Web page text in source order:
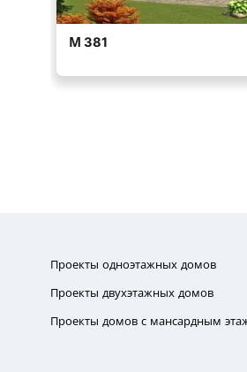
Проекты одноэтажных домов
Проекты двухэтажных домов
Проекты домов с мансардным